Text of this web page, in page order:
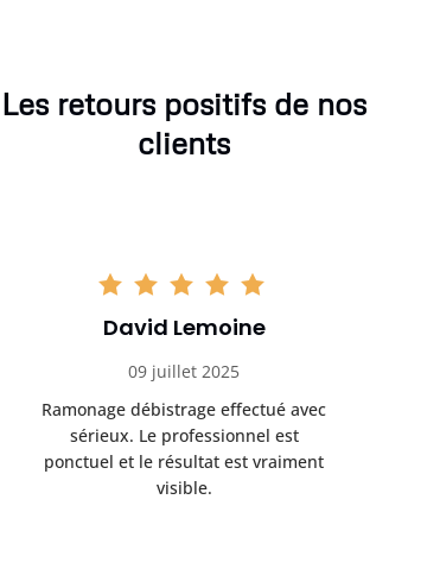
Les retours positifs de nos
clients
David Lemoine
09 juillet 2025
Ramonage débistrage effectué avec
sérieux. Le professionnel est
ponctuel et le résultat est vraiment
visible.